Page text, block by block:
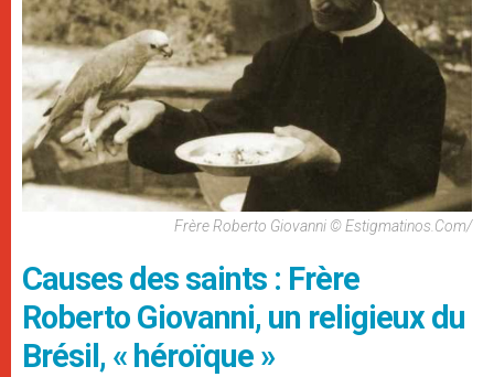
Frère Roberto Giovanni © Estigmatinos.com/
Causes des saints : Frère
Roberto Giovanni, un religieux du
Brésil, « héroïque »